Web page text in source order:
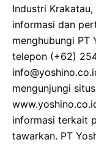
Industri
informasi dan
menghubungi PT
telepon (+62)
mengunjungi
informasi terkait
tawarkan. PT